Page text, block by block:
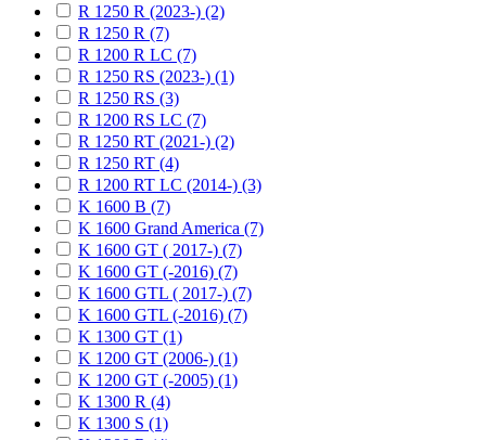
R 1250 R (2023-) (2)
R 1250 R (7)
R 1200 R LC (7)
R 1250 RS (2023-) (1)
R 1250 RS (3)
R 1200 RS LC (7)
R 1250 RT (2021-) (2)
R 1250 RT (4)
R 1200 RT LC (2014-) (3)
K 1600 B (7)
K 1600 Grand America (7)
K 1600 GT ( 2017-) (7)
K 1600 GT (-2016) (7)
K 1600 GTL ( 2017-) (7)
K 1600 GTL (-2016) (7)
K 1300 GT (1)
K 1200 GT (2006-) (1)
K 1200 GT (-2005) (1)
K 1300 R (4)
K 1300 S (1)